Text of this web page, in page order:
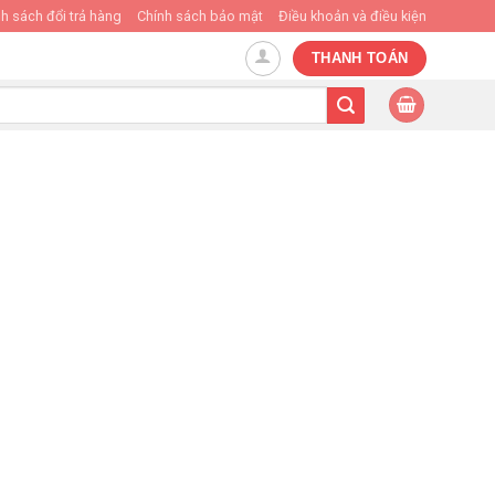
sách đổi trả hàng Chính sách bảo mật Điều khoản và điều kiện
THANH TOÁN